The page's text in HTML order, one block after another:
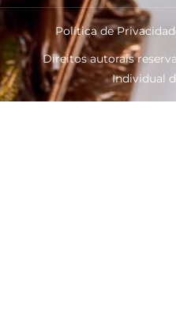
Direitos autorais
Individual
Política de